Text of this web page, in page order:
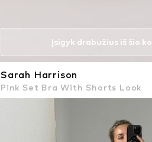
Įsigyk drabužius iš šio
Sarah Harrison
Pink Set Bra With Shorts Look